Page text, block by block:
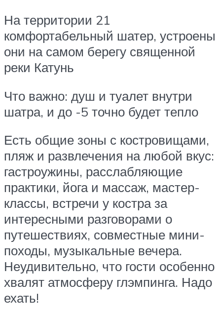
На территории 21
комфортабельный шатер, устроены
они на самом берегу священной
реки Катунь
Что важно: душ и туалет внутри
шатра, и до -5 точно будет тепло
Есть общие зоны с костровищами,
пляж и развлечения на любой вкус:
гастроужины, расслабляющие
практики, йога и массаж, мастер-
классы, встречи у костра за
интересными разговорами о
путешествиях, совместные мини-
походы, музыкальные вечера.
Неудивительно, что гости особенно
хвалят атмосферу глэмпинга. Надо
ехать!